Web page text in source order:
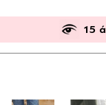
15